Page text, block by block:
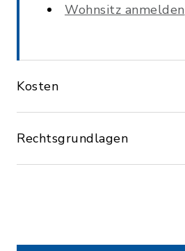
Wohnsitz anmelden
Kosten
Rechtsgrundlagen